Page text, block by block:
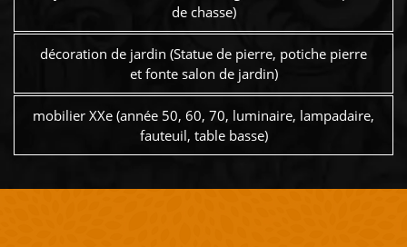
de chasse)
décoration de jardin (Statue de pierre, potiche pierre
et fonte salon de jardin)
mobilier XXe (année 50, 60, 70, luminaire, lampadaire,
fauteuil, table basse)